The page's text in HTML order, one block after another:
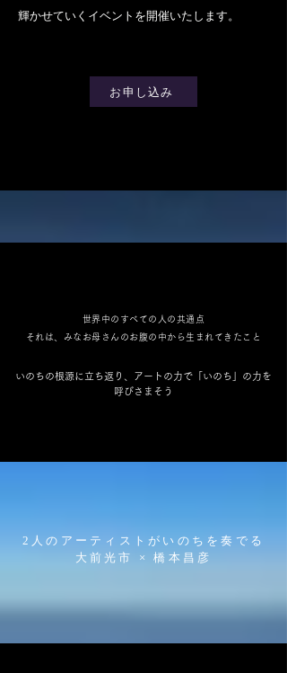
輝かせていくイベントを開催いたします。
お申し込み
世界中のすべての人の共通点
​それは、みなお母さんのお腹の中から生まれてきたこと
​いのちの根源に立ち返り、アートの力で「いのち」の力を
呼びさまそう
2人のアーティストがいのちを奏でる
​大前光市 × 橋本昌彦